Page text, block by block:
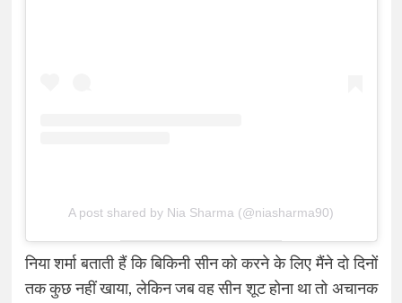
A post shared by Nia Sharma (@niasharma90)
निया शर्मा बताती हैं कि बिकिनी सीन को करने के लिए मैंने दो दिनों
तक कुछ नहीं खाया, लेकिन जब वह सीन शूट होना था तो अचानक